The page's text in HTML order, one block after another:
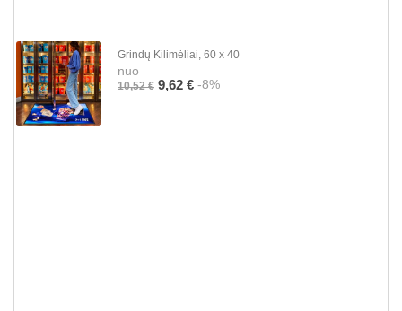
Grindų Kilimėliai, 60 x 40
nuo
10,52 € 9,62 € -8%